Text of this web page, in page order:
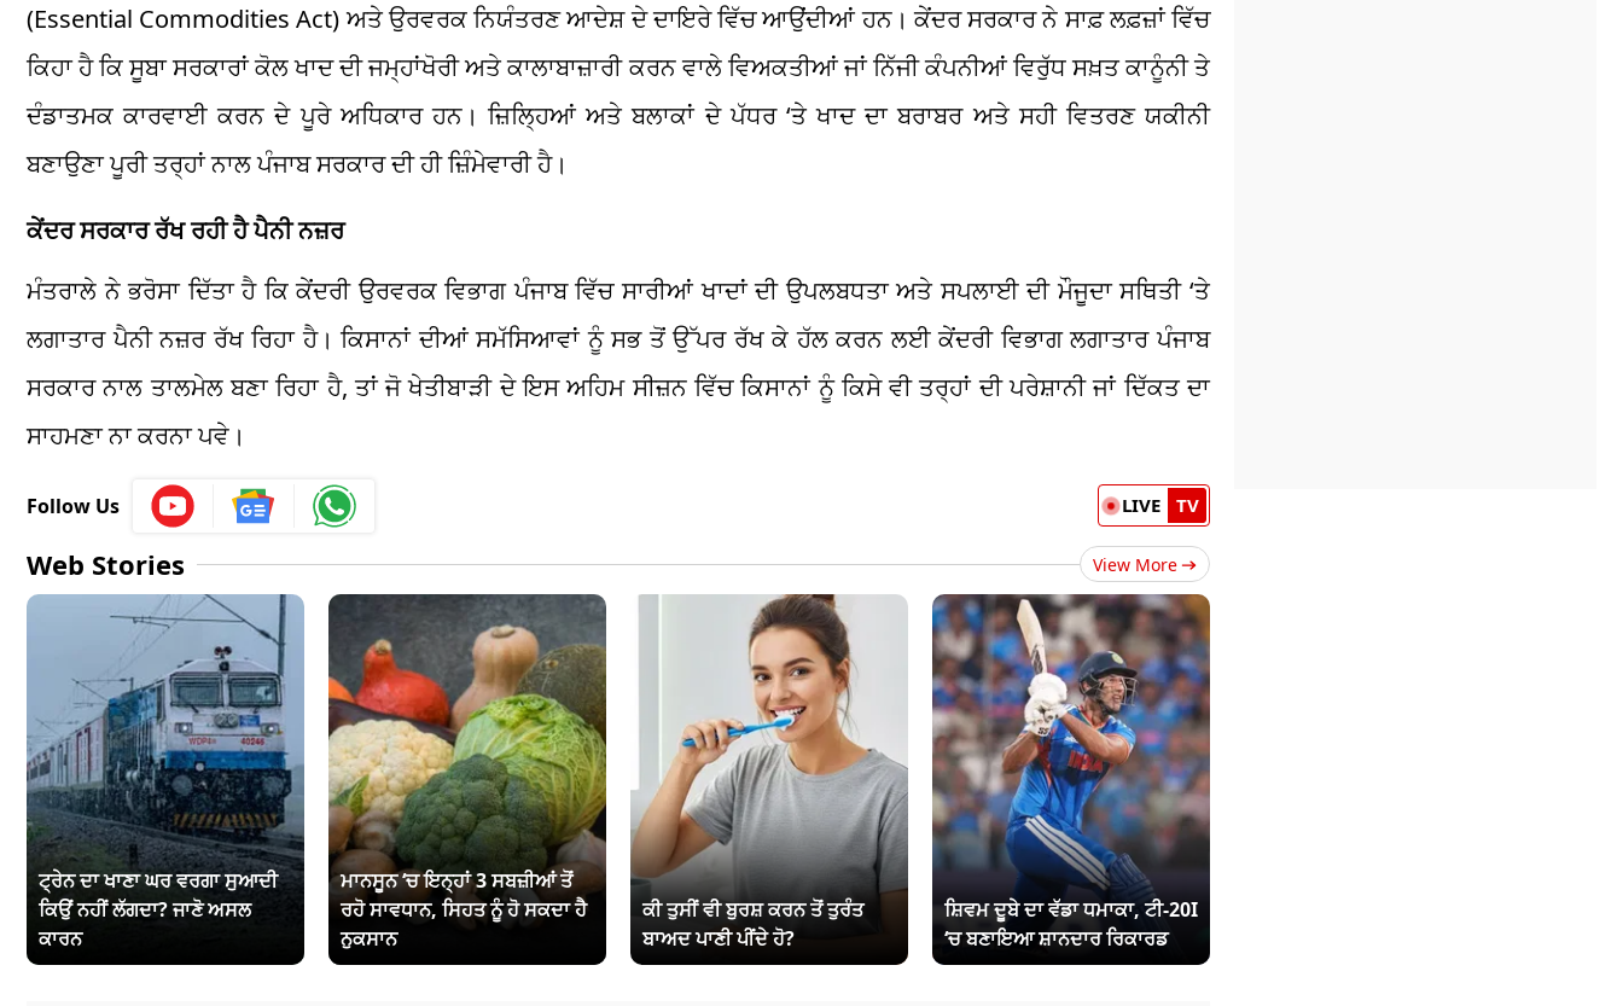
(Essential Commodities Act) ਅਤੇ ਉਰਵਰਕ ਨਿਯੰਤਰਣ ਆਦੇਸ਼ ਦੇ ਦਾਇਰੇ ਵਿੱਚ ਆਉਂਦੀਆਂ ਹਨ। ਕੇਂਦਰ ਸਰਕਾਰ ਨੇ ਸਾਫ਼ ਲਫ਼ਜ਼ਾਂ ਵਿੱਚ
ਕਿਹਾ ਹੈ ਕਿ ਸੂਬਾ ਸਰਕਾਰਾਂ ਕੋਲ ਖਾਦ ਦੀ ਜਮ੍ਹਾਂਖੋਰੀ ਅਤੇ ਕਾਲਾਬਾਜ਼ਾਰੀ ਕਰਨ ਵਾਲੇ ਵਿਅਕਤੀਆਂ ਜਾਂ ਨਿੱਜੀ ਕੰਪਨੀਆਂ ਵਿਰੁੱਧ ਸਖ਼ਤ ਕਾਨੂੰਨੀ ਤੇ
ਦੰਡਾਤਮਕ ਕਾਰਵਾਈ ਕਰਨ ਦੇ ਪੂਰੇ ਅਧਿਕਾਰ ਹਨ। ਜ਼ਿਲ੍ਹਿਆਂ ਅਤੇ ਬਲਾਕਾਂ ਦੇ ਪੱਧਰ ‘ਤੇ ਖਾਦ ਦਾ ਬਰਾਬਰ ਅਤੇ ਸਹੀ ਵਿਤਰਣ ਯਕੀਨੀ
ਬਣਾਉਣਾ ਪੂਰੀ ਤਰ੍ਹਾਂ ਨਾਲ ਪੰਜਾਬ ਸਰਕਾਰ ਦੀ ਹੀ ਜ਼ਿੰਮੇਵਾਰੀ ਹੈ।
ਕੇਂਦਰ ਸਰਕਾਰ ਰੱਖ ਰਹੀ ਹੈ ਪੈਨੀ ਨਜ਼ਰ
ਮੰਤਰਾਲੇ ਨੇ ਭਰੋਸਾ ਦਿੱਤਾ ਹੈ ਕਿ ਕੇਂਦਰੀ ਉਰਵਰਕ ਵਿਭਾਗ ਪੰਜਾਬ ਵਿੱਚ ਸਾਰੀਆਂ ਖਾਦਾਂ ਦੀ ਉਪਲਬਧਤਾ ਅਤੇ ਸਪਲਾਈ ਦੀ ਮੌਜੂਦਾ ਸਥਿਤੀ ‘ਤੇ
ਲਗਾਤਾਰ ਪੈਨੀ ਨਜ਼ਰ ਰੱਖ ਰਿਹਾ ਹੈ। ਕਿਸਾਨਾਂ ਦੀਆਂ ਸਮੱਸਿਆਵਾਂ ਨੂੰ ਸਭ ਤੋਂ ਉੱਪਰ ਰੱਖ ਕੇ ਹੱਲ ਕਰਨ ਲਈ ਕੇਂਦਰੀ ਵਿਭਾਗ ਲਗਾਤਾਰ ਪੰਜਾਬ
ਸਰਕਾਰ ਨਾਲ ਤਾਲਮੇਲ ਬਣਾ ਰਿਹਾ ਹੈ, ਤਾਂ ਜੋ ਖੇਤੀਬਾੜੀ ਦੇ ਇਸ ਅਹਿਮ ਸੀਜ਼ਨ ਵਿੱਚ ਕਿਸਾਨਾਂ ਨੂੰ ਕਿਸੇ ਵੀ ਤਰ੍ਹਾਂ ਦੀ ਪਰੇਸ਼ਾਨੀ ਜਾਂ ਦਿੱਕਤ ਦਾ
ਸਾਹਮਣਾ ਨਾ ਕਰਨਾ ਪਵੇ।
Follow Us LIVE TV
Web Stories View More
ਟ੍ਰੇਨ ਦਾ ਖਾਣਾ ਘਰ ਵਰਗਾ ਸੁਆਦੀ
ਕਿਉਂ ਨਹੀਂ ਲੱਗਦਾ? ਜਾਣੋ ਅਸਲ
ਕਾਰਨ
ਮਾਨਸੂਨ ‘ਚ ਇਨ੍ਹਾਂ 3 ਸਬਜ਼ੀਆਂ ਤੋਂ
ਰਹੋ ਸਾਵਧਾਨ, ਸਿਹਤ ਨੂੰ ਹੋ ਸਕਦਾ ਹੈ
ਨੁਕਸਾਨ
ਕੀ ਤੁਸੀਂ ਵੀ ਬੁਰਸ਼ ਕਰਨ ਤੋਂ ਤੁਰੰਤ
ਬਾਅਦ ਪਾਣੀ ਪੀਂਦੇ ਹੋ?
ਸ਼ਿਵਮ ਦੂਬੇ ਦਾ ਵੱਡਾ ਧਮਾਕਾ, ਟੀ-20I
‘ਚ ਬਣਾਇਆ ਸ਼ਾਨਦਾਰ ਰਿਕਾਰਡ